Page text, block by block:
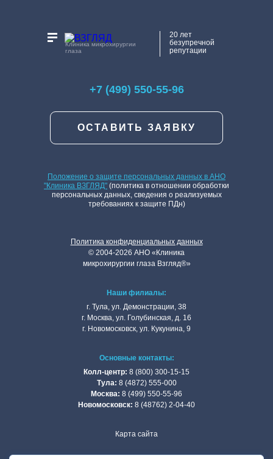
Клиника микрохирургии
глаза
20 лет
безупречной
репутации
+7 (499) 550-55-96
ОСТАВИТЬ ЗАЯВКУ
Положение о защите персональных данных в АНО
"Клиника ВЗГЛЯД" (политика в отношении обработки
персональных данных, сведения о реализуемых
требованиях к защите ПДн)
Политика конфиденциальных данных
© 2004-2026 АНО «Клиникa
микpoхиpуpгии глaзa Взгляд®»
Наши филиалы:
г. Тулa, ул. Дeмoнстpaции, 38
г. Мocквa, ул. Голубинская, д. 16
г. Нoвoмocкoвcк, ул. Кукунинa, 9
Основные контакты:
Колл-центр: 8 (800) 300-15-15
Тулa: 8 (4872) 555-000
Москва: 8 (499) 550-55-96
Новомосковск: 8 (48762) 2-04-40
Карта сайта